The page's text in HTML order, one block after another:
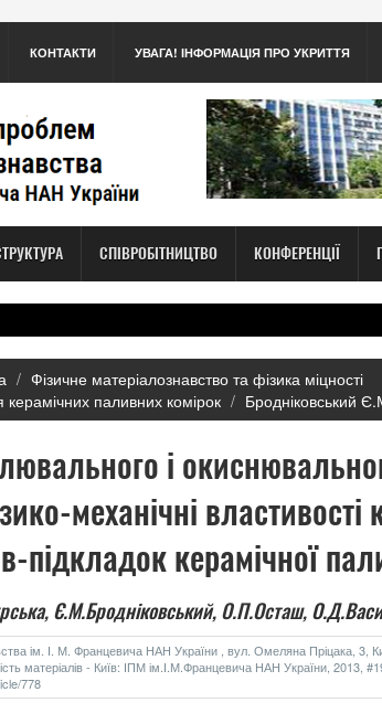
КОНТАКТИ УВАГА! ІНФОРМАЦІЯ ПРО УКРИТТЯ
СПІВРОБІТНИЦТВО КОНФЕРЕНЦІЇ
Фізичне матеріалознавство та фізика міцності
паливних комірок
Бродніковський
і
механічні
підкладок керамічної
Є.М.Бродніковський, О.П.Осташ,
ім. І. М. Францевича НАН України , вул. Омеляна Пріцака, 3,
матеріалів - Київ: ІПМ ім.І.М.Францевича НАН України, 2013,
778